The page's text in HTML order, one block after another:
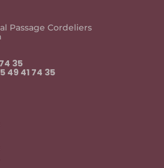
Passage Cordeliers
35
49 41 74 35